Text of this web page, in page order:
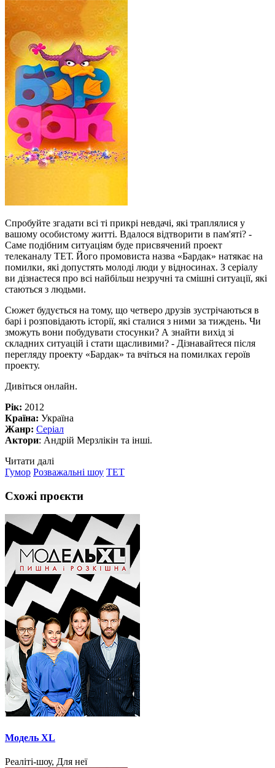
Спробуйте згадати всі ті прикрі невдачі, які траплялися у
вашому особистому житті. Вдалося відтворити в пам'яті? -
Саме подібним ситуаціям буде присвячений проект
телеканалу ТЕТ. Його промовиста назва «Бардак» натякає на
помилки, які допустять молоді люди у відносинах. З серіалу
ви дізнаєтеся про всі найбільш незручні та смішні ситуації, які
стаються з людьми.
Сюжет будується на тому, що четверо друзів зустрічаються в
барі і розповідають історії, які сталися з ними за тиждень. Чи
зможуть вони побудувати стосунки? А знайти вихід зі
складних ситуацій і стати щасливими? - Дізнавайтеся після
перегляду проекту «Бардак» та вчіться на помилках героїв
проекту.
Дивіться онлайн.
Рік: 2012
Країна: Україна
Жанр: Серіал
Актори: Андрій Мерзлікін та інші.
Читати далі
Гумор Розважальні шоу ТЕТ
Схожі проєкти
Модель XL
Реаліті-шоу, Для неї